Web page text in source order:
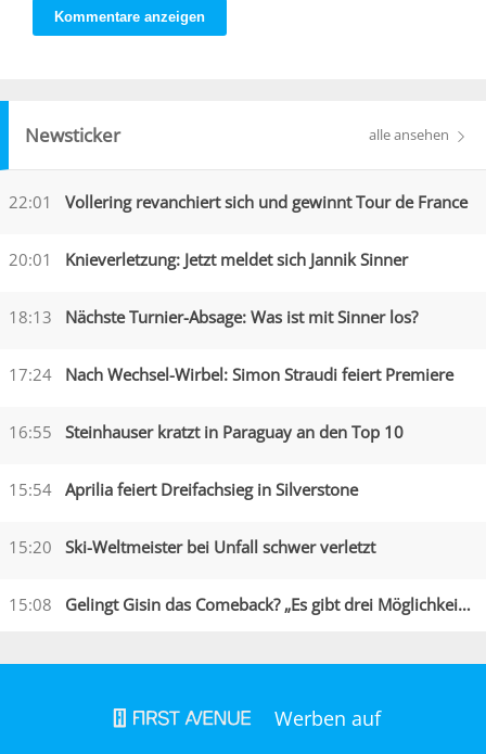
Kommentare anzeigen
Newsticker alle ansehen
22:01 Vollering revanchiert sich und gewinnt Tour de France
20:01 Knieverletzung: Jetzt meldet sich Jannik Sinner
18:13 Nächste Turnier-Absage: Was ist mit Sinner los?
17:24 Nach Wechsel-Wirbel: Simon Straudi feiert Premiere
16:55 Steinhauser kratzt in Paraguay an den Top 10
15:54 Aprilia feiert Dreifachsieg in Silverstone
15:20 Ski-Weltmeister bei Unfall schwer verletzt
15:08 Gelingt Gisin das Comeback? „Es gibt drei Möglichkeiten“
Werben auf